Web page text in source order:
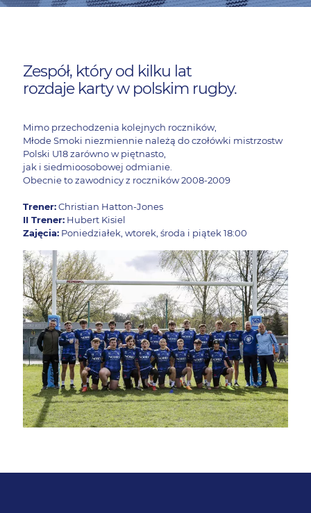
Zespół, który od kilku lat
rozdaje karty w polskim rugby.
Mimo przechodzenia kolejnych roczników,
Młode Smoki niezmiennie należą do czołówki mistrzostw
Polski U18 zarówno w piętnasto,
jak i siedmioosobowej odmianie.
Obecnie to zawodnicy z roczników 2008-2009
Trener:Christian Hatton-Jones
II Trener: Hubert Kisiel
Zajęcia: Poniedziałek, wtorek, środa i piątek 18:00